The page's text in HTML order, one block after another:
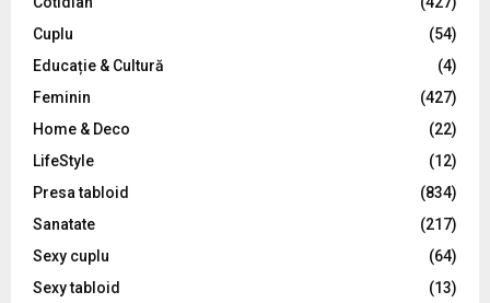
:
C
Cuplu
(54)
Educație & Cultură
(4)
Feminin
(427)
Home & Deco
(22)
LifeStyle
(12)
Presa tabloid
(834)
Sanatate
(217)
Sexy cuplu
(64)
Sexy tabloid
(13)